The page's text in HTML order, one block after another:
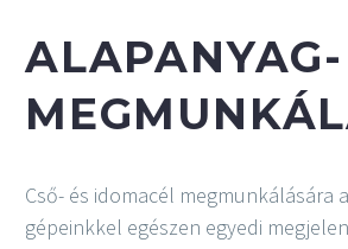
ALAPANYAG-
Cső- és idomacél megmunkálására
gépeinkkel egészen egyedi